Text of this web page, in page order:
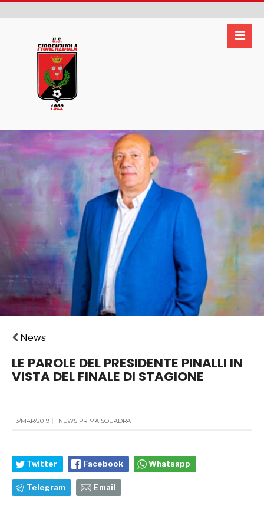
News
LE PAROLE DEL PRESIDENTE PINALLI IN
VISTA DEL FINALE DI STAGIONE
13/MAR/2019 | NEWS PRIMA SQUADRA
Twitter Facebook Whatsapp
Telegram Email